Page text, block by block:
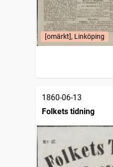
[omärkt], Linköping
1860-06-13
Folkets tidning